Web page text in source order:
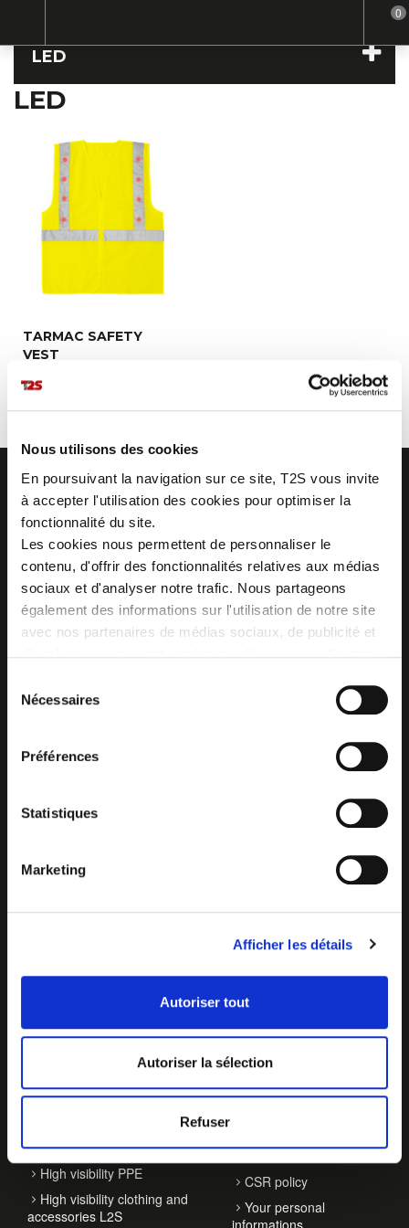
Nous utilisons des cookies
En poursuivant la navigation sur ce site, T2S vous invite
à accepter l'utilisation des cookies pour optimiser la
fonctionnalité du site.
Les cookies nous permettent de personnaliser le
contenu, d'offrir des fonctionnalités relatives aux médias
sociaux et d'analyser notre trafic. Nous partageons
également des informations sur l'utilisation de notre site
avec nos partenaires de médias sociaux, de publicité et
collectées lors de votre utilisation de leurs services.
Nécessaires
Préférences
Statistiques
Marketing
Afficher les détails
Autoriser tout
Autoriser la sélection
Refuser
LED
LED
TARMAC SAFETY
VEST
Z.I. La Vaure - B.P. 20930
42290 SORBIERS - France
Tél. : +33 4 77 53 05 05
Contactez-nous !
Plan d'accès
Vehicle consipicuity
Roadworks accessories
High visibility PPE
High visibility clothing and
accessories L2S
T2S
News
CSR policy
Your personal
informations
0